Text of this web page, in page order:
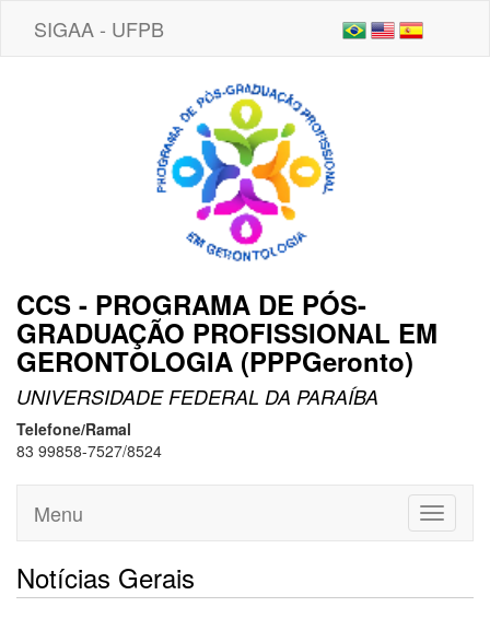
SIGAA - UFPB
CCS - PROGRAMA DE PÓS-
GRADUAÇÃO PROFISSIONAL EM
GERONTOLOGIA (PPPGeronto)
UNIVERSIDADE FEDERAL DA PARAÍBA
Telefone/Ramal
83 99858-7527/8524
Toggle
Menu
Notícias Gerais